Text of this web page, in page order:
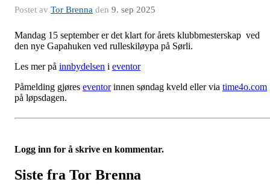
Postet av Tor Brenna den 9. sep 2025
Mandag 15 september er det klart for årets klubbmesterskap ved
den nye Gapahuken ved rulleskiløypa på Sørli.
Les mer på innbydelsen i eventor
Påmelding gjøres eventorinnen søndag kveld eller via time4o.com
på løpsdagen.
Logg inn for å skrive en kommentar.
Siste fra Tor Brenna